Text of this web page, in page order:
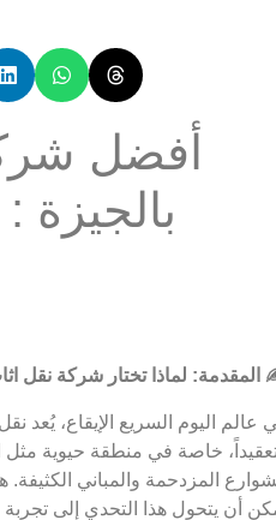
أفضل
لماذا تختار شركة نقل
عالم اليوم السريع الإيقاع، يُعد
خاصة في منطقة حيوية مثل
المزدحمة والمباني
أن يتحول هذا التحدي إلى